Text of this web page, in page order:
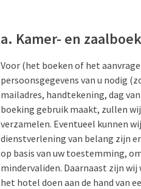
a. Kamer- en
Voor (het boeken of het
persoonsgegevens van u nodig
mailadres, handtekening, dag
boeking gebruik maakt, zullen
verzamelen. Eventueel kunnen
dienstverlening van belang zijn
op basis van uw toestemming,
mindervaliden. Daarnaast zijn
het hotel doen aan de hand van